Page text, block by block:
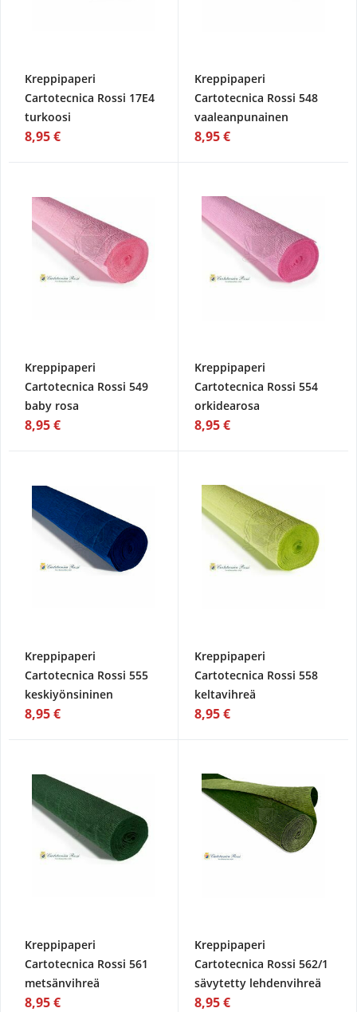
Kreppipaperi
Cartotecnica Rossi 17E4
turkoosi
8,95 €
Kreppipaperi
Cartotecnica Rossi 548
vaaleanpunainen
8,95 €
Kreppipaperi
Cartotecnica Rossi 549
baby rosa
8,95 €
Kreppipaperi
Cartotecnica Rossi 554
orkidearosa
8,95 €
Kreppipaperi
Cartotecnica Rossi 555
keskiyönsininen
8,95 €
Kreppipaperi
Cartotecnica Rossi 558
keltavihreä
8,95 €
Kreppipaperi
Cartotecnica Rossi 561
metsänvihreä
8,95 €
Kreppipaperi
Cartotecnica Rossi 562/1
sävytetty lehdenvihreä
8,95 €